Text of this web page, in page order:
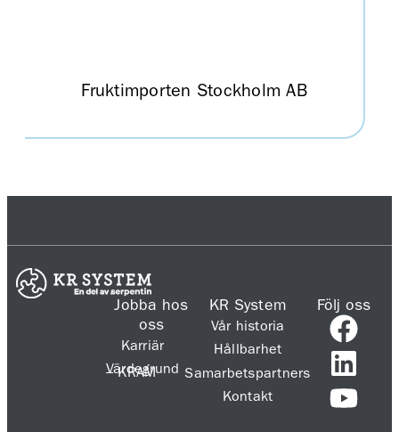
Fruktimporten Stockholm AB
Jobba hos
oss
Karriär
Värdegrund
– KRAM
KR System
Vår historia
Hållbarhet
Samarbetspartners
Kontakt
Följ oss